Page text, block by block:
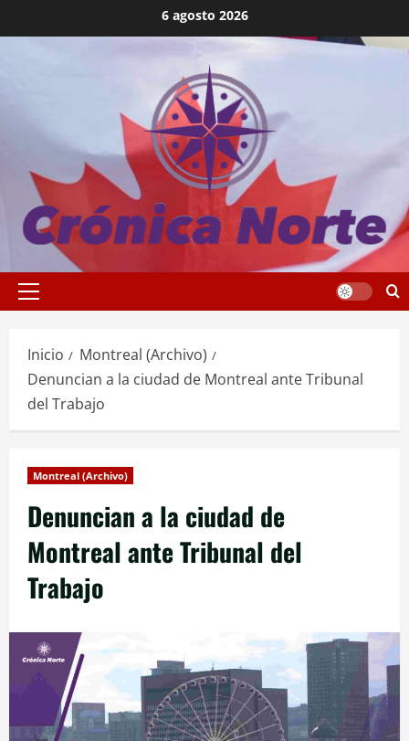
al
6 agosto 2026
Menú
Inicio
Montreal (Archivo)
Denuncian a la ciudad de Montreal ante Tribunal
del Trabajo
Montreal (Archivo)
Denuncian a la ciudad de
Montreal ante Tribunal del
Trabajo